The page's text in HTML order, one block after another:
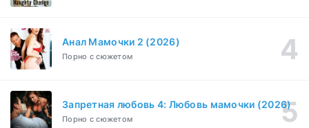
Анал Мамочки 2 (2026)
Порно с сюжетом
Запретная любовь 4: Любовь мамочки (2026)
Порно с сюжетом